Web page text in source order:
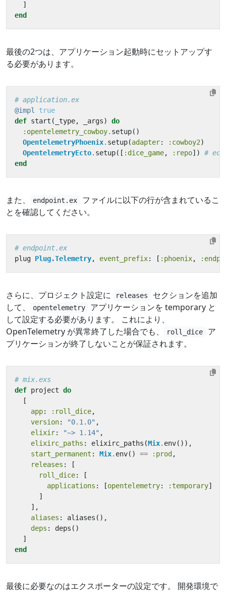
]
end
最後の2つは、アプリケーション起動時にセットアップす
る必要があります。
# application.ex
@impl
true
def start ( _type, _args)
do
:opentelemetry_cowboy. setup()
OpentelemetryPhoenix. setup(adapter: :cowboy2)
OpentelemetryEcto. setup([ :dice_game, :repo])
#
end
また、 endpoint.ex
ファイルに以下の行が含まれているこ
とを確認してください。
# endpoint.ex
plug Plug.Telemetry, event_prefix: [ :phoenix,
さらに、プロジェクト設定に releases
セクションを追加
して、
opentelemetry
アプリケーションを temporary と
して設定する必要があります。 これにより、
OpenTelemetry が異常終了した場合でも、
roll_dice
ア
プリケーションが終了しないことが保証されます。
# mix.exs
def project do
[
app: :roll_dice,
version: "0.1.0" ,
elixir: "~> 1.14" ,
elixirc_paths : elixirc_paths (Mix. env()),
start_permanent : Mix. env() == :prod ,
releases :
[
roll_dice:
[
applications : [opentelemetry: :temporary]
]
],
aliases : aliases (),
deps : deps ()
]
end
最後に必要なのはエクスポーターの設定です。 開発環境で